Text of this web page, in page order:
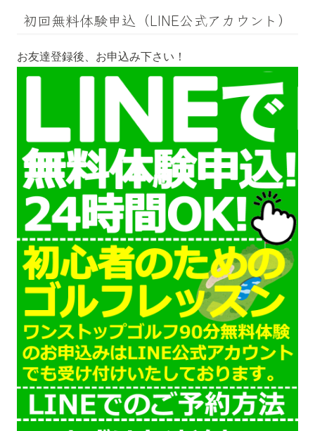
初回無料体験申込（LINE公式アカウント）
お友達登録後、お申込み下さい！